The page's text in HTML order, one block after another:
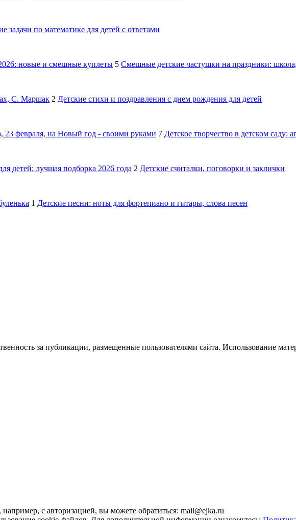
задачи по математике для детей с ответами
новые и смешные куплеты 5 Смешные детские частушки на праздники:
С. Маршак 2 Детские стихи и поздравления с днем рождения для детей
23 февраля, на Новый год - своими руками 7 Детское творчество в детском саду:
детей: лучшая подборка 2026 года 2 Детские считалки, поговорки и заклички
1 Детские песни: ноты для фортепиано и гитары, слова песен
за публикации, размещенные пользователями сайта. Использование
с авторизацией, вы можете обратиться: mail@ejka.ru